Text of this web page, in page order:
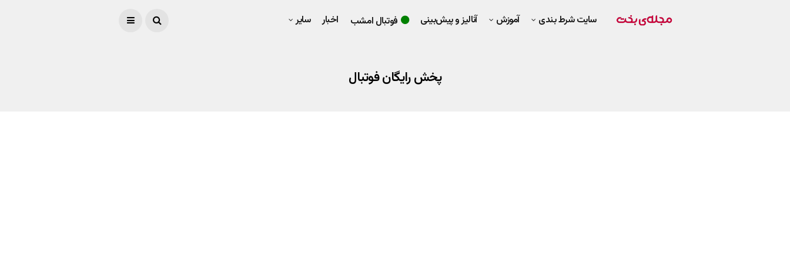
سایت شرط بندی آموزش آنالیز و پیش‌بینی فوتبال امشب اخبار سایر
پخش رایگان فوتبال